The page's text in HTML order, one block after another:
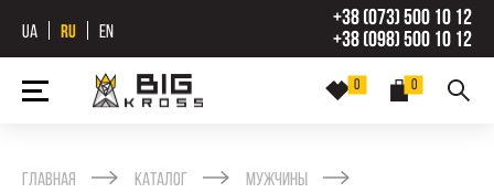
UA RU EN
+38 (073) 500 10 12
+38 (098) 500 10 12
0
0
Главная Каталог
Мужчины